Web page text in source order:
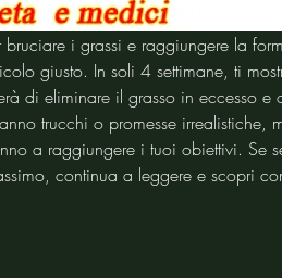
i grassi e raggiungere la
giusto. In soli 4 settimane, ti
di eliminare il grasso in eccesso e
trucchi o promesse irrealistiche,
a raggiungere i tuoi obiettivi. Se
continua a leggere e scopri